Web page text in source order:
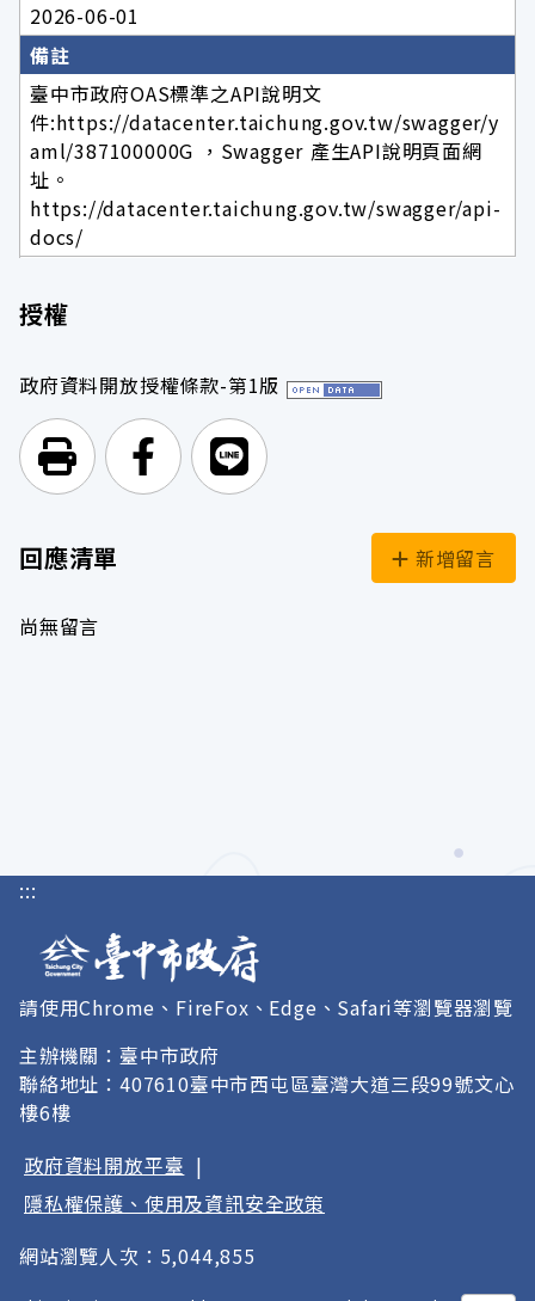
2026-06-01
備註
臺中市政府OAS標準之API說明文
件:https://datacenter.taichung.gov.tw/swagger/y
aml/387100000G ，Swagger 產生API說明頁面網
址。
https://datacenter.taichung.gov.tw/swagger/api-
docs/
授權
政府資料開放授權條款-第1版
列印頁面前往Facebook
前往Line
回應清單 新增留言
尚無留言
:::
請使用Chrome、FireFox、Edge、Safari等瀏覽器瀏覽
主辦機關：臺中市政府
聯絡地址：407610臺中市西屯區臺灣大道三段99號文心
樓6樓
政府資料開放平臺 |
隱私權保護、使用及資訊安全政策
網站瀏覽人次：5,044,855